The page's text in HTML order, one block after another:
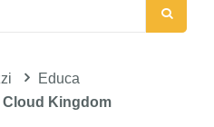
Educa
Cloud Kingdom